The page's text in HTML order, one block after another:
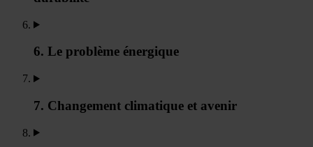
6. Le problème énergique
7. Changement climatique et avenir